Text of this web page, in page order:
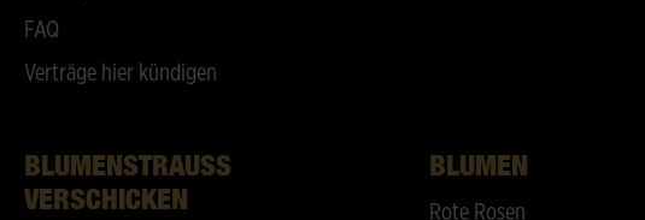
FAQ
Verträge hier kündigen
BLUMENSTRAUSS V
ERSCHICKEN
BLUMEN
Rote Rosen